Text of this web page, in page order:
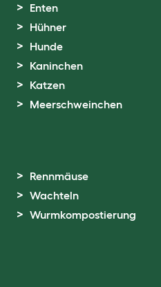
Enten
Hühner
Hunde
Kaninchen
Katzen
Meerschweinchen
Rennmäuse
Wachteln
Wurmkompostierung